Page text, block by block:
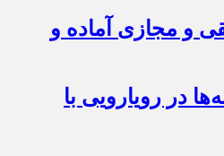
و مجازی آماده و
در رویارویی با